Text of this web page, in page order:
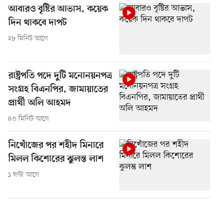
আবারও বৃষ্টির আভাস, কয়েক
দিন থাকবে দাপট
২৮ মিনিট আগে
রাষ্ট্রপতি পদে দুটি মনোনয়নপত্র
সংগ্রহ বিএনপির, জামায়াতের
প্রার্থী অলি আহমদ
৪৩ মিনিট আগে
নিখোঁজের পর শহীদ মিনারে
মিলল কিশোরের ঝুলন্ত লাশ
১ ঘণ্টা আগে